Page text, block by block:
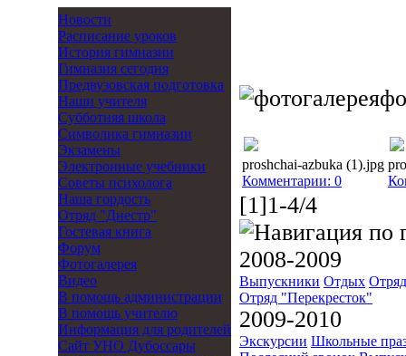
Новости
Расписание уроков
История гимназии
Гимназия сегодня
Предвузовская подготовка
Наши учителя
Субботняя школа
Символика гимназии
Экзамены
Электронные учебники
Советы психолога
Наша гордость
Отряд "Днестр"
Гостевая книга
Форум
Фотогалерея
Видео
В помощь администрации
В помощь учителю
Информация для родителей
Cайт УНО Дубоссары
proshchai-azbuka (1).jpg
Комментарии: 0
[1]1-4/4
2008-2009
Выпускники Отдых
Отряд "Перекресток"
2009-2010
Экскурсии Школьные